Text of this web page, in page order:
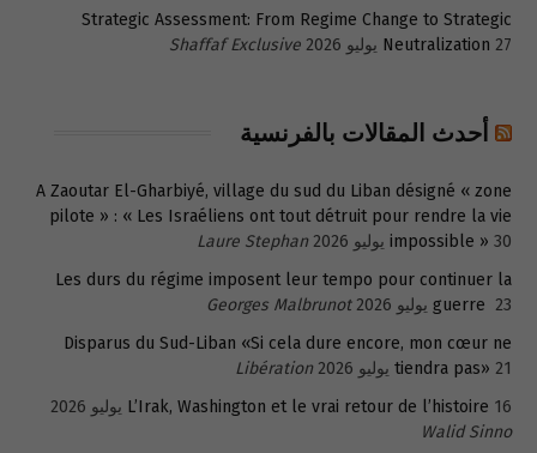
Strategic Assessment: From Regime Change to Strategic
Neutralization 27 يوليو 2026 Shaffaf Exclusive
أحدث المقالات بالفرنسية
A Zaoutar El-Gharbiyé, village du sud du Liban désigné « zone
pilote » : « Les Israéliens ont tout détruit pour rendre la vie
impossible » 30 يوليو 2026
Laure Stephan
Les durs du régime imposent leur tempo pour continuer la
guerre 23 يوليو 2026
Georges Malbrunot
Disparus du Sud-Liban «Si cela dure encore, mon cœur ne
tiendra pas» 21 يوليو 2026
Libération
L’Irak, Washington et le vrai retour de l’histoire 16 يوليو 2026
Walid Sinno